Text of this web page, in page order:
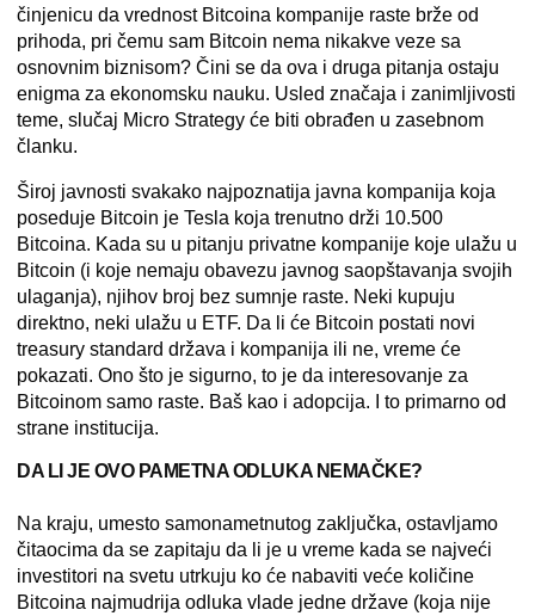
činjenicu da vrednost Bitcoina kompanije raste brže od
prihoda, pri čemu sam Bitcoin nema nikakve veze sa
osnovnim biznisom? Čini se da ova i druga pitanja ostaju
enigma za ekonomsku nauku. Usled značaja i zanimljivosti
teme, slučaj Micro Strategy će biti obrađen u zasebnom
članku.
Široj javnosti svakako najpoznatija javna kompanija koja
poseduje Bitcoin je Tesla koja trenutno drži 10.500
Bitcoina. Kada su u pitanju privatne kompanije koje ulažu u
Bitcoin (i koje nemaju obavezu javnog saopštavanja svojih
ulaganja), njihov broj bez sumnje raste. Neki kupuju
direktno, neki ulažu u ETF. Da li će Bitcoin postati novi
treasury standard država i kompanija ili ne, vreme će
pokazati. Ono što je sigurno, to je da interesovanje za
Bitcoinom samo raste. Baš kao i adopcija. I to primarno od
strane institucija.
DA LI JE OVO PAMETNA ODLUKA NEMAČKE?
Na kraju, umesto samonametnutog zaključka, ostavljamo
čitaocima da se zapitaju da li je u vreme kada se najveći
investitori na svetu utrkuju ko će nabaviti veće količine
Bitcoina najmudrija odluka vlade jedne države (koja nije